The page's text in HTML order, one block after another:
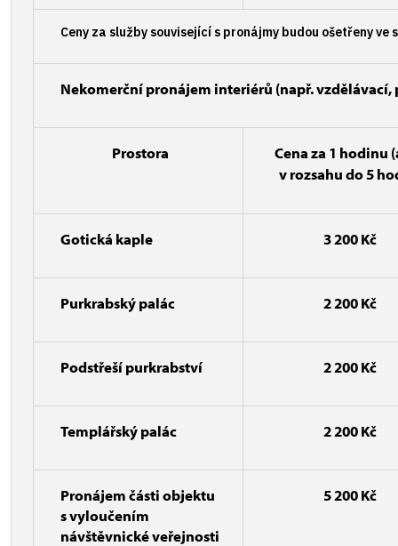
Ceny za služby související s pronájmy budou ošetřeny ve
Nekomerční pronájem interiérů (např. vzdělávací,
Prostora Cena za 1 hodinu
v rozsahu do 5
Gotická kaple 3 200 Kč
Purkrabský palác 2 200 Kč
Podstřeší purkrabství 2 200 Kč
Templářský palác 2 200 Kč
Pronájem části objektu
s vyloučením
návštěvnické veřejnosti
5 200 Kč